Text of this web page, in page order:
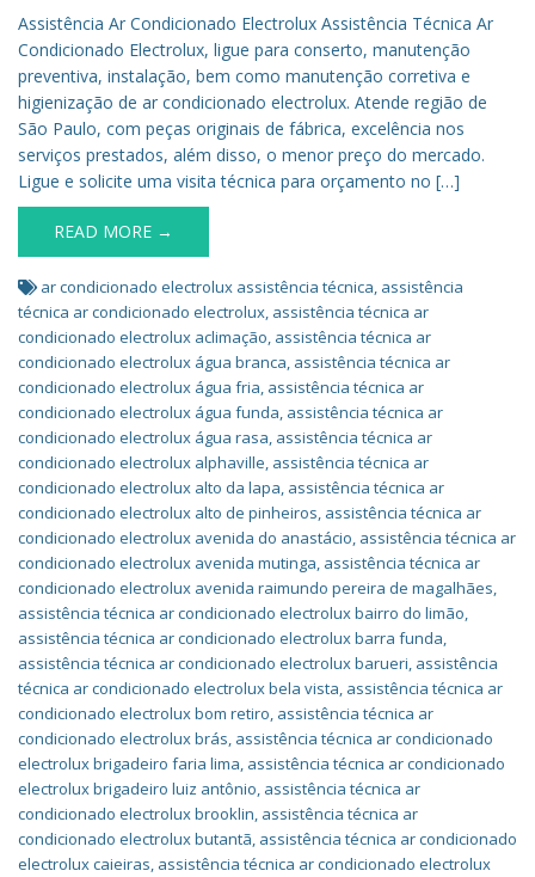
Assistência Ar Condicionado Electrolux Assistência Técnica Ar
Condicionado Electrolux, ligue para conserto, manutenção
preventiva, instalação, bem como manutenção corretiva e
higienização de ar condicionado electrolux. Atende região de
São Paulo, com peças originais de fábrica, excelência nos
serviços prestados, além disso, o menor preço do mercado.
Ligue e solicite uma visita técnica para orçamento no […]
READ MORE →
ar condicionado electrolux assistência técnica, assistência
técnica ar condicionado electrolux, assistência técnica ar
condicionado electrolux aclimação, assistência técnica ar
condicionado electrolux água branca, assistência técnica ar
condicionado electrolux água fria, assistência técnica ar
condicionado electrolux água funda, assistência técnica ar
condicionado electrolux água rasa, assistência técnica ar
condicionado electrolux alphaville, assistência técnica ar
condicionado electrolux alto da lapa, assistência técnica ar
condicionado electrolux alto de pinheiros, assistência técnica ar
condicionado electrolux avenida do anastácio, assistência técnica ar
condicionado electrolux avenida mutinga, assistência técnica ar
condicionado electrolux avenida raimundo pereira de magalhães,
assistência técnica ar condicionado electrolux bairro do limão,
assistência técnica ar condicionado electrolux barra funda,
assistência técnica ar condicionado electrolux barueri, assistência
técnica ar condicionado electrolux bela vista, assistência técnica ar
condicionado electrolux bom retiro, assistência técnica ar
condicionado electrolux brás, assistência técnica ar condicionado
electrolux brigadeiro faria lima, assistência técnica ar condicionado
electrolux brigadeiro luiz antônio, assistência técnica ar
condicionado electrolux brooklin, assistência técnica ar
condicionado electrolux butantã, assistência técnica ar condicionado
electrolux caieiras, assistência técnica ar condicionado electrolux